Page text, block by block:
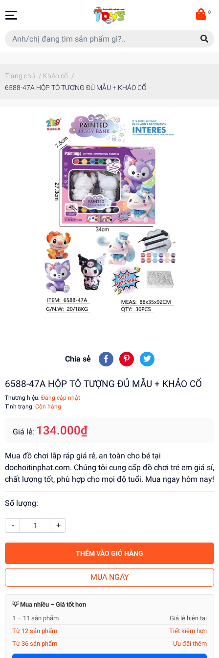
0
Trang chủ / Khảo cổ /
6588-47A HỘP TÔ TƯỢNG ĐỦ MẪU + KHẢO CỔ
Chia sẻ
6588-47A HỘP TÔ TƯỢNG ĐỦ MẪU + KHẢO CỔ
Thương hiệu: Đang cập nhật
Tình trạng: Còn hàng
Giá lẻ: 134.000₫
Mua đồ chơi lắp ráp giá rẻ, an toàn cho bé tại
dochoitinphat.com. Chúng tôi cung cấp đồ chơi trẻ em giá sỉ,
chất lượng tốt, phù hợp cho mọi độ tuổi. Mua ngay hôm nay!
Số lượng:
- +
THÊM VÀO GIỎ HÀNG
MUA NGAY
💡 Mua nhiều – Giá tốt hơn
1 – 11 sản phẩm
Giá lẻ hiện tại
Từ 12 sản phẩm
Tiết kiệm hơn
Từ 36 sản phẩm
Ưu đãi thêm